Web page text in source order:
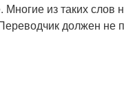
из таких слов
должен не